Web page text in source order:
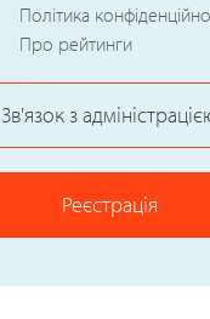
Політика
Про рейтинги
Зв'язок з
Реєстрація